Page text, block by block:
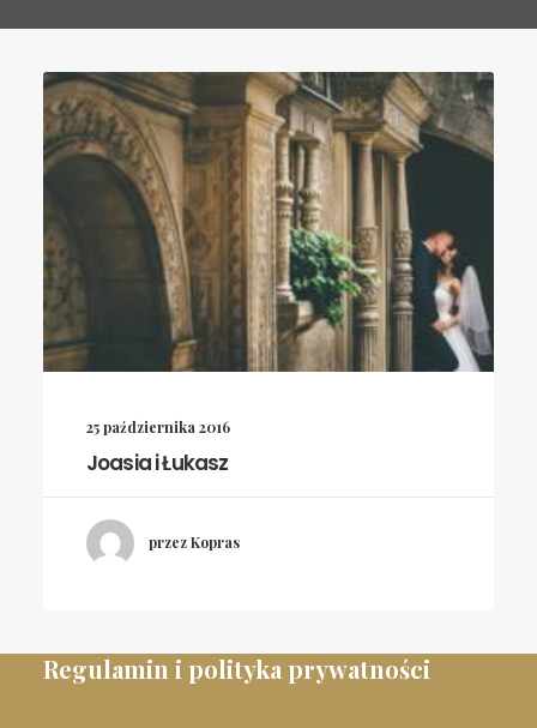
25 października 2016
Joasia i Łukasz
przez Kopras
Regulamin i polityka prywatności